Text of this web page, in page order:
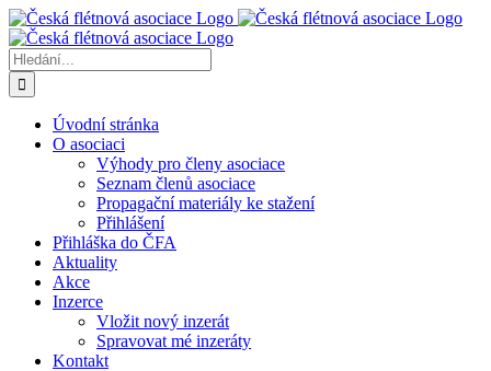
Přeskočit
na
obsah
Hledat:
Úvodní stránka
O asociaci
Výhody pro členy asociace
Seznam členů asociace
Propagační materiály ke stažení
Přihlášení
Přihláška do ČFA
Aktuality
Akce
Inzerce
Vložit nový inzerát
Spravovat mé inzeráty
Kontakt